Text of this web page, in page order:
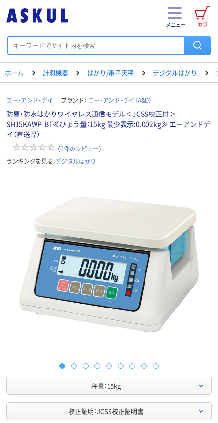
カゴ
メニュー
ホーム 計測機器 はかり/電子天秤 デジタルはかり
エー・アンド・デイ ブランド： エー・アンド・デイ（A&D）
防塵・防水はかりワイヤレス通信モデル＜JCSS校正付＞
SH15KAWP-BT≪ひょう量：15kg 最少表示:0.002kg≫ エーアンドデ
イ（直送品）
（0件のレビュー）
ランキングを見る：デジタルはかり
秤量：15kg
校正証明：JCSS校正証明書